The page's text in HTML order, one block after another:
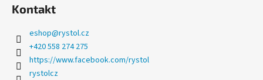
Kontakt
eshop@rystol.cz
+420 558 274 275
https://www.facebook.com/rystol
rystolcz